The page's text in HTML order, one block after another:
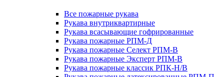
Все пожарные рукава
Рукава внутриквартирные
Рукава всасывающие гофрированные
Рукава пожарные РПМ-Д
Рукава пожарные Селект РПМ-В
Рукава пожарные Эксперт РПМ-В
Рукава пожарные классик РПК-Н/В